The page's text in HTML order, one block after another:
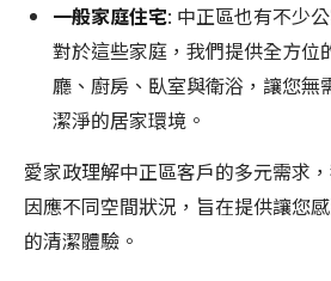
一般家庭住宅: 中正區也有不少
對於這些家庭，我們提供全方位
廳、廚房、臥室與衛浴，讓您無
潔淨的居家環境。
愛家政理解中正區客戶的多元需求
因應不同空間狀況，旨在提供讓您
的清潔體驗。